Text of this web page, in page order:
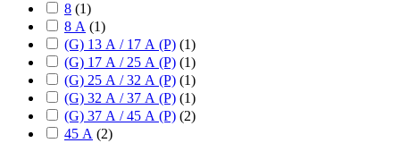
8 (1)
8 А (1)
(G) 13 А / 17 А (P) (1)
(G) 17 А / 25 А (P) (1)
(G) 25 А / 32 А (P) (1)
(G) 32 А / 37 А (P) (1)
(G) 37 А / 45 А (P) (2)
45 А (2)